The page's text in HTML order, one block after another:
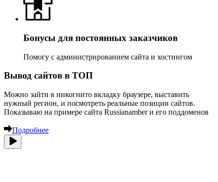
Бонусы для постоянных заказчиков
Помогу с администрированием сайта и хостингом
Вывод сайтов в ТОП
Можно зайти в инкогнито вкладку браузере, выставить
нужный регион, и посмотреть реальные позиции сайтов.
Показываю на примере сайта Russianamber и его поддоменов
Подробнее